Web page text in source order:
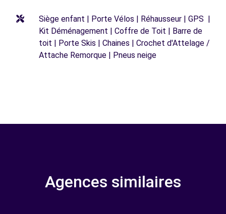
Siège enfant | Porte Vélos | Réhausseur | GPS |
Kit Déménagement | Coffre de Toit | Barre de
toit | Porte Skis | Chaines | Crochet d'Attelage /
Attache Remorque | Pneus neige
Agences similaires